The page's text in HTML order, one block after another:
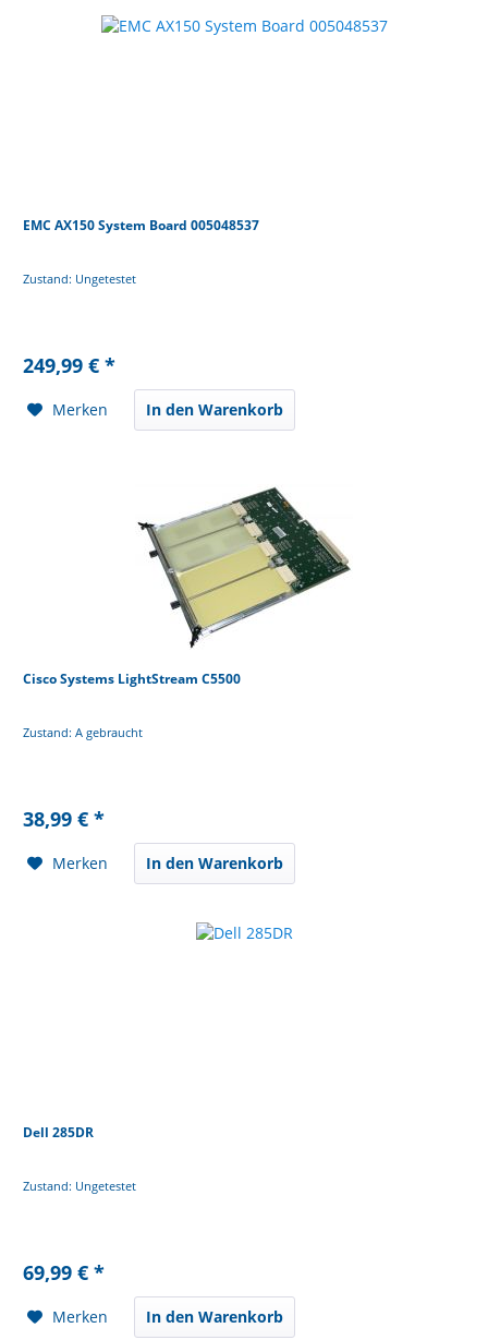
EMC AX150 System Board 005048537
Zustand: Ungetestet
249,99 € *
Merken In den Warenkorb
Cisco Systems LightStream C5500
Zustand: A gebraucht
38,99 € *
Merken In den Warenkorb
Dell 285DR
Zustand: Ungetestet
69,99 € *
Merken In den Warenkorb